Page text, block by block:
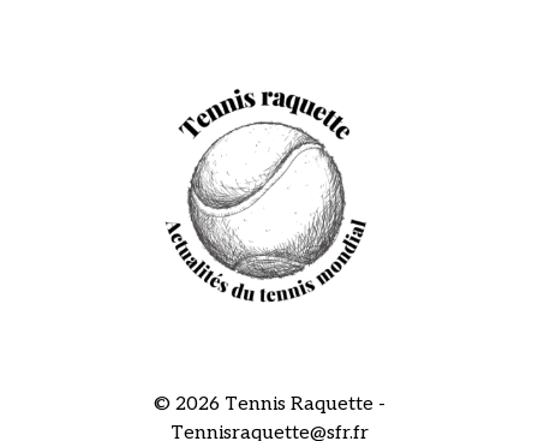
© 2026 Tennis Raquette -
Tennisraquette@sfr.fr